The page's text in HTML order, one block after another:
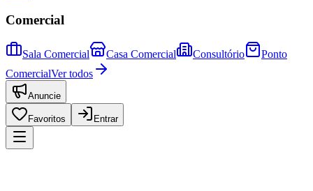
Comercial
Sala Comercial Casa Comercial Consultório
Ponto
ComercialVer todos
Anuncie
Favoritos Entrar